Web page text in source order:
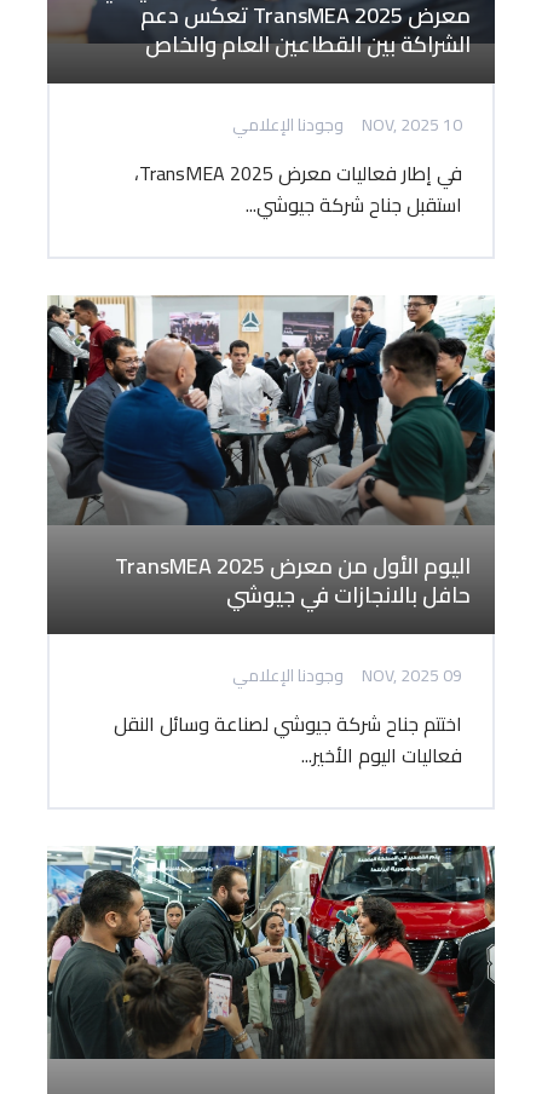
معرض TransMEA 2025 تعكس دعم
الشراكة بين القطاعين العام والخاص
10 NOV, 2025 وجودنا الإعلامي
في إطار فعاليات معرض TransMEA 2025،
استقبل جناح شركة جيوشي...
اليوم الأول من معرض TransMEA 2025
حافل بالانجازات في جيوشي
09 NOV, 2025 وجودنا الإعلامي
اختتم جناح شركة جيوشي لصناعة وسائل النقل
فعاليات اليوم الأخير...